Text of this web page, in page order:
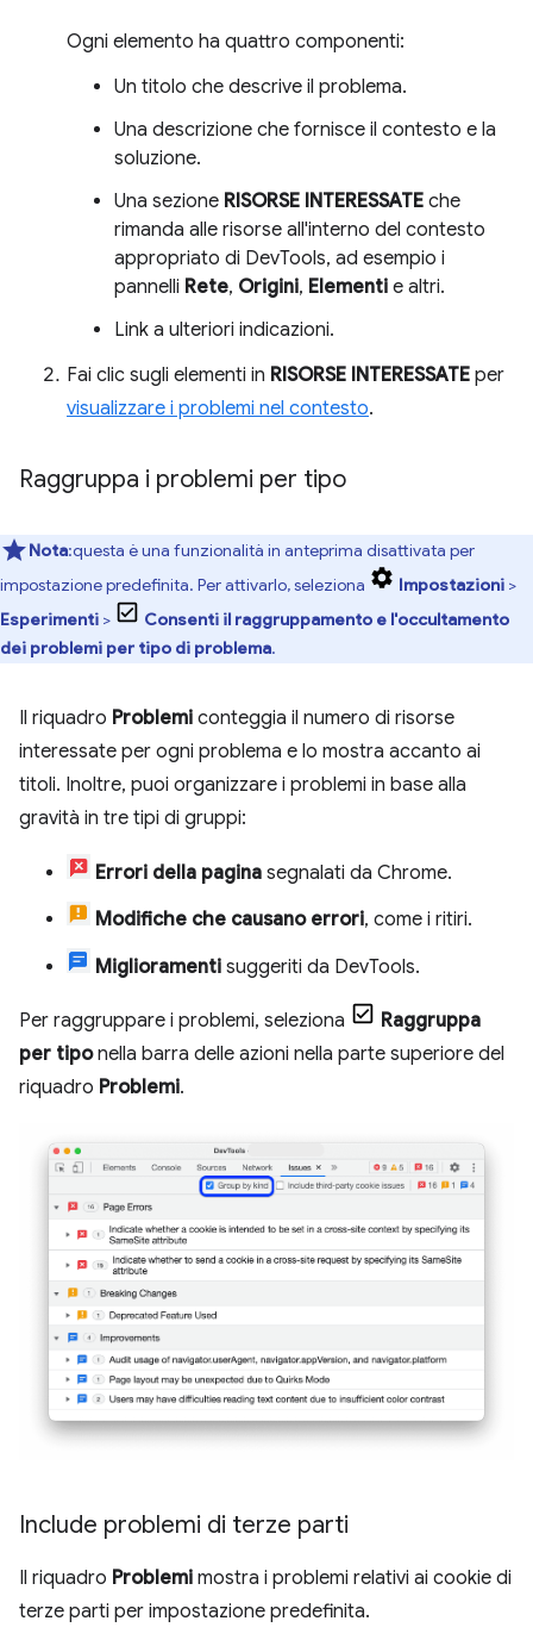
Ogni elemento ha quattro componenti:
Un titolo che descrive il problema.
Una descrizione che fornisce il contesto e la
soluzione.
Una sezione RISORSE INTERESSATE che
rimanda alle risorse all'interno del contesto
appropriato di DevTools, ad esempio i
pannelli Rete, Origini, Elementi e altri.
Link a ulteriori indicazioni.
Fai clic sugli elementi in RISORSE INTERESSATE per
visualizzare i problemi nel contesto.
Raggruppa i problemi per tipo
Nota:questa è una funzionalità in anteprima disattivata per
impostazione predefinita. Per attivarlo, seleziona
Impostazioni >
Esperimenti >
Consenti il raggruppamento e l'occultamento
dei problemi per tipo di problema.
Il riquadro Problemi conteggia il numero di risorse
interessate per ogni problema e lo mostra accanto ai
titoli. Inoltre, puoi organizzare i problemi in base alla
gravità in tre tipi di gruppi:
Errori della pagina segnalati da Chrome.
Modifiche che causano errori, come i ritiri.
Miglioramenti suggeriti da DevTools.
Per raggruppare i problemi, seleziona
Raggruppa
per tiponella barra delle azioni nella parte superiore del
riquadro Problemi.
Include problemi di terze parti
Il riquadro Problemi mostra i problemi relativi ai cookie di
terze parti per impostazione predefinita.